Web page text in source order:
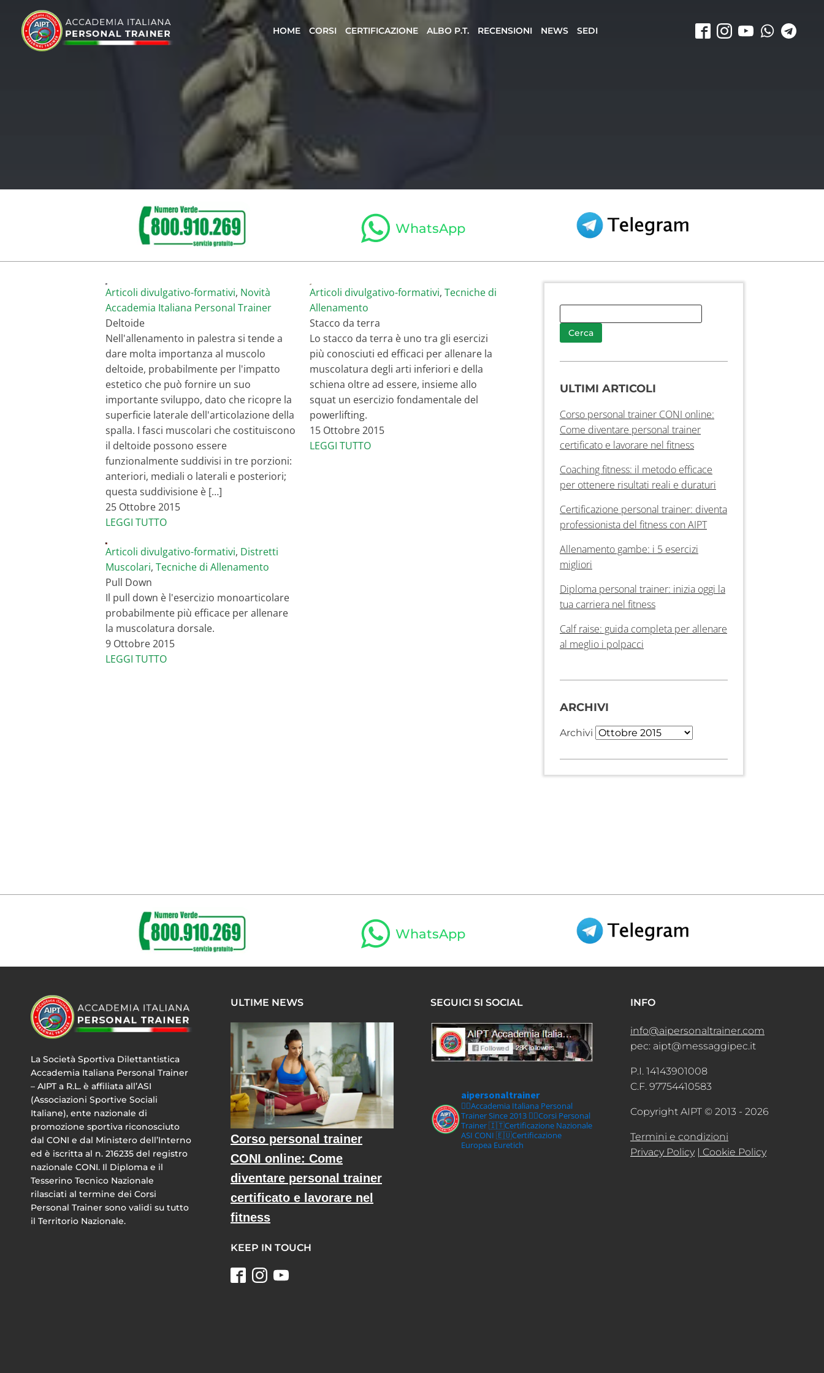
HOME CORSI CERTIFICAZIONE ALBO P.T. RECENSIONI NEWS SEDI
WhatsApp
Articoli divulgativo-formativi, Novità
Accademia Italiana Personal Trainer
Deltoide
Nell'allenamento in palestra si tende a
dare molta importanza al muscolo
deltoide, probabilmente per l'impatto
estetico che può fornire un suo
importante sviluppo, dato che ricopre la
superficie laterale dell'articolazione della
spalla. I fasci muscolari che costituiscono
il deltoide possono essere
funzionalmente suddivisi in tre porzioni:
anteriori, mediali o laterali e posteriori;
questa suddivisione è […]
25 Ottobre 2015
LEGGI TUTTO
Articoli divulgativo-formativi, Tecniche di
Allenamento
Stacco da terra
Lo stacco da terra è uno tra gli esercizi
più conosciuti ed efficaci per allenare la
muscolatura degli arti inferiori e della
schiena oltre ad essere, insieme allo
squat un esercizio fondamentale del
powerlifting.
15 Ottobre 2015
LEGGI TUTTO
Articoli divulgativo-formativi, Distretti
Muscolari, Tecniche di Allenamento
Pull Down
Il pull down è l'esercizio monoarticolare
probabilmente più efficace per allenare
la muscolatura dorsale.
9 Ottobre 2015
LEGGI TUTTO
ULTIMI ARTICOLI
Corso personal trainer CONI online:
Come diventare personal trainer
certificato e lavorare nel fitness
Coaching fitness: il metodo efficace
per ottenere risultati reali e duraturi
Certificazione personal trainer: diventa
professionista del fitness con AIPT
Allenamento gambe: i 5 esercizi
migliori
Diploma personal trainer: inizia oggi la
tua carriera nel fitness
Calf raise: guida completa per allenare
al meglio i polpacci
ARCHIVI
Archivi
WhatsApp
La Società Sportiva Dilettantistica
Accademia Italiana Personal Trainer
– AIPT a R.L. è affiliata all’ASI
(Associazioni Sportive Sociali
Italiane), ente nazionale di
promozione sportiva riconosciuto
dal CONI e dal Ministero dell’Interno
ed è iscritta al n. 216235 del registro
nazionale CONI. Il Diploma e il
Tesserino Tecnico Nazionale
rilasciati al termine dei Corsi
Personal Trainer sono validi su tutto
il Territorio Nazionale.
ULTIME NEWS
Corso personal trainer
CONI online: Come
diventare personal trainer
certificato e lavorare nel
fitness
KEEP IN TOUCH
SEGUICI SI SOCIAL
aipersonaltrainer
🏋‍♀️Accademia Italiana Personal
Trainer Since 2013 🏋‍♂️Corsi Personal
Trainer🇮🇹Certificazione Nazionale
ASI CONI 🇪🇺Certificazione
Europea Euretich
INFO
info@aipersonaltrainer.com
pec: aipt@messaggipec.it
P.I. 14143901008
C.F. 97754410583
Copyright AIPT © 2013 - 2026
Termini e condizioni
Privacy Policy | Cookie Policy